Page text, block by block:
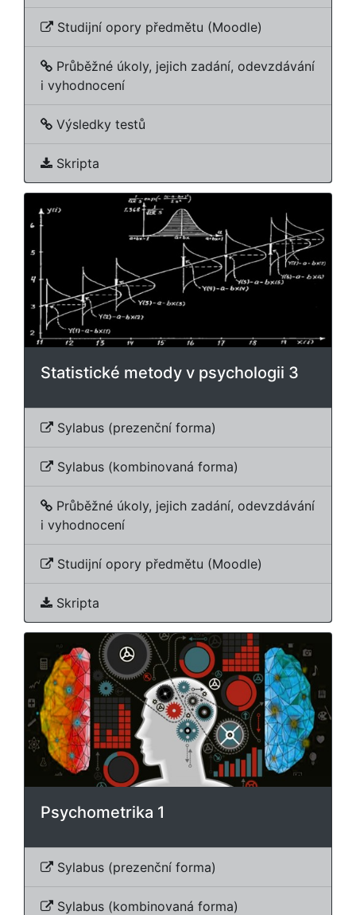
Studijní opory předmětu (Moodle)
Průběžné úkoly, jejich zadání, odevzdávání
i vyhodnocení
Výsledky testů
Skripta
Statistické metody v psychologii 3
Sylabus (prezenční forma)
Sylabus (kombinovaná forma)
Průběžné úkoly, jejich zadání, odevzdávání
i vyhodnocení
Studijní opory předmětu (Moodle)
Skripta
Psychometrika 1
Sylabus (prezenční forma)
Sylabus (kombinovaná forma)